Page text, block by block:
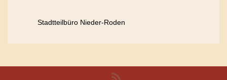
Stadtteilbüro Nieder-Roden